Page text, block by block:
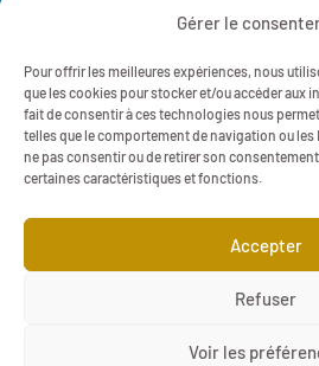
Gérer le
Pour offrir les meilleures expériences, nous
que les cookies pour stocker et/ou accéder aux
fait de consentir à ces technologies nous
telles que le comportement de navigation ou les
ne pas consentir ou de retirer son
certaines caractéristiques et fonctions.
Accepter
Refuser
Voir les
SIREN 429 851 637 - NAF 7022Z - 429 851 637
Politique de
RH IN SITU - 2025 - TOUT
et activer ce

